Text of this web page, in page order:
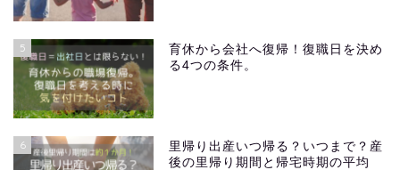
5
育休から会社へ復帰！復職日を決め
る4つの条件。
6
里帰り出産いつ帰る？いつまで？産
後の里帰り期間と帰宅時期の平均